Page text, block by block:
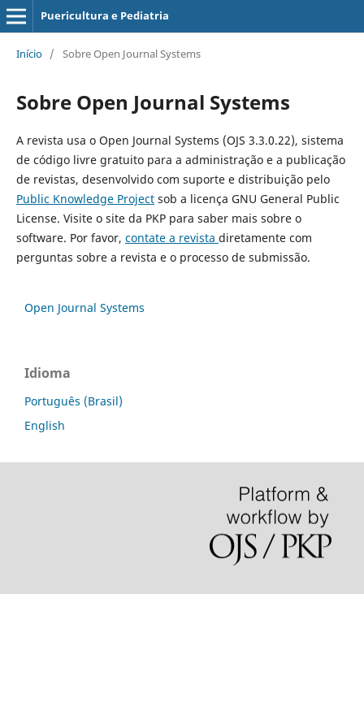
Puericultura e Pediatria
Início / Sobre Open Journal Systems
Sobre Open Journal Systems
A revista usa o Open Journal Systems (OJS 3.3.0.22), sistema
de código livre gratuito para a administração e a publicação
de revistas, desenvolvido com suporte e distribuição pelo
Public Knowledge Projectsob a licença GNU General Public
License. Visite o site da PKP para saber mais sobre o
software. Por favor, contate a revista diretamente com
perguntas sobre a revista e o processo de submissão.
Open Journal Systems
Idioma
Português (Brasil)
English